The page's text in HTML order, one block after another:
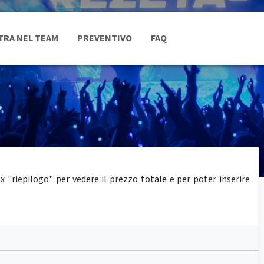
NEL TEAM PREVENTIVO FAQ
"riepilogo" per vedere il prezzo totale e per poter inserire